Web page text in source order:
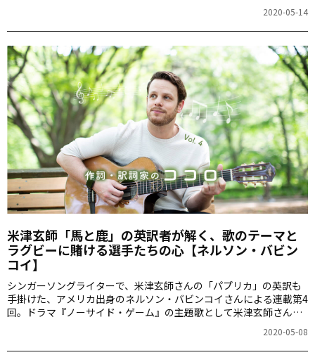
2020-05-14
米津玄師「馬と鹿」の英訳者が解く、歌のテーマと
ラグビーに賭ける選手たちの心【ネルソン・バビン
コイ】
シンガーソングライターで、米津玄師さんの「パプリカ」の英訳も
手掛けた、アメリカ出身のネルソン・バビンコイさんによる連載第4
回。ドラマ『ノーサイド・ゲーム』の主題歌として米津玄師さんが
2020-05-08